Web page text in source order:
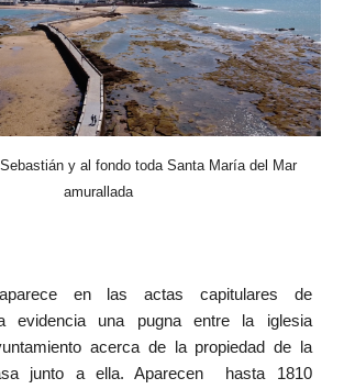
y al fondo toda Santa María del Mar
amurallada
en las actas capitulares de
evidencia una pugna entre la iglesia
acerca de la propiedad de la
junto a ella. Aparecen hasta 1810